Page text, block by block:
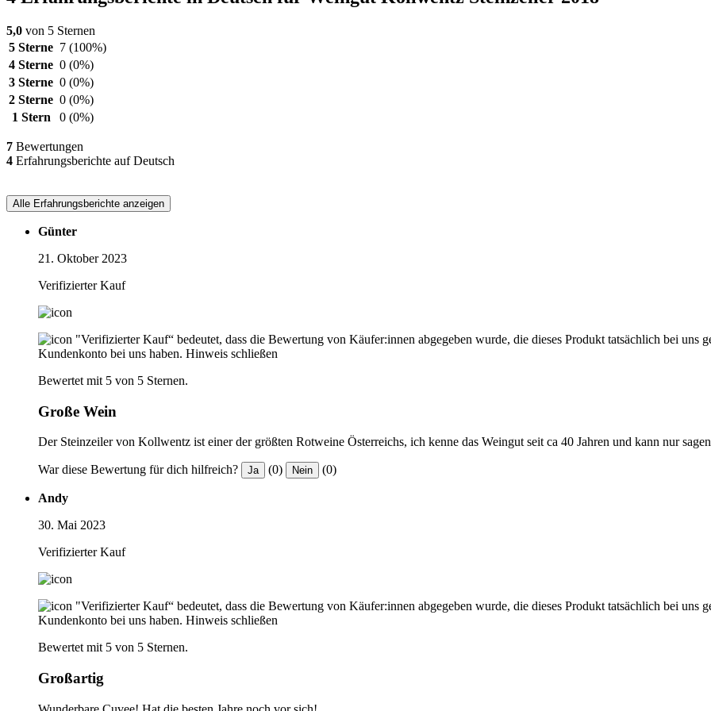
5,0 von 5 Sternen
5 Sterne 7 (100%)
4 Sterne 0 (0%)
3 Sterne 0 (0%)
2 Sterne 0 (0%)
1 Stern
0 (0%)
7 Bewertungen
4 Erfahrungsberichte auf Deutsch
Alle Erfahrungsberichte anzeigen
Günter
21. Oktober 2023
Verifizierter Kauf
"Verifizierter Kauf“ bedeutet, dass die Bewertung von Käufer:innen abgegeben wurde, die dieses Produkt tatsächlich bei uns
Kundenkonto bei uns haben. Hinweis schließen
Bewertet mit 5 von 5 Sternen.
Große Wein
Der Steinzeiler von Kollwentz ist einer der größten Rotweine Österreichs, ich kenne das Weingut seit ca 40 Jahren und kann nur
War diese Bewertung für dich hilfreich? Ja (0) Nein (0)
Andy
30. Mai 2023
Verifizierter Kauf
"Verifizierter Kauf“ bedeutet, dass die Bewertung von Käufer:innen abgegeben wurde, die dieses Produkt tatsächlich bei uns
Kundenkonto bei uns haben. Hinweis schließen
Bewertet mit 5 von 5 Sternen.
Großartig